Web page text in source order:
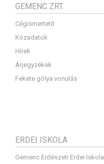
GEMENC ZRT.
Cégismertető
Közadatok
Hírek
Árjegyzékek
Fekete gólya vonulás
ERDEI ISKOLA
Gemenc Erdészeti Erdei Iskola